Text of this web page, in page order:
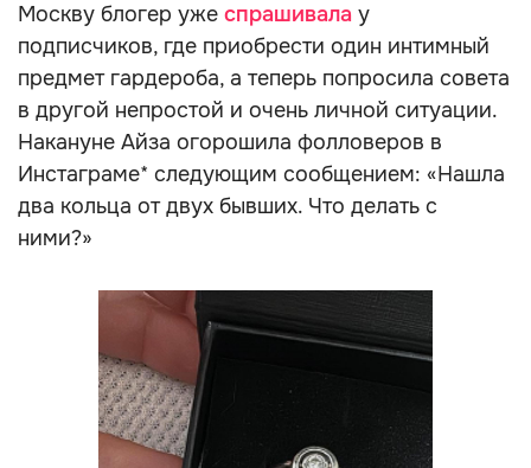
Москву блогер уже спрашивала у
подписчиков, где приобрести один интимный
предмет гардероба, а теперь попросила совета
в другой непростой и очень личной ситуации.
Накануне Айза огорошила фолловеров в
Инстаграме* следующим сообщением: «Нашла
два кольца от двух бывших. Что делать с
ними?»